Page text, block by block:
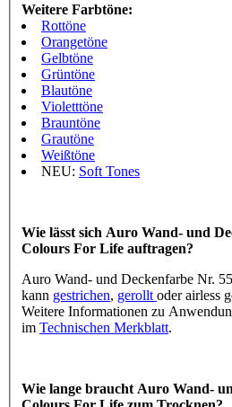
Weitere Farbtöne:
Rottöne
Orangetöne
Gelbtöne
Grüntöne
Blautöne
Violetttöne
Brauntöne
Grautöne
Weißtöne
NEU: Soft Tones
Wie lässt sich Auro Wand- und
Colours For Life auftragen?
Auro Wand- und Deckenfarbe Nr.
kann gestrichen, gerollt oder airless
Weitere Informationen zu
im Technischen Merkblatt.
Wie lange braucht Auro Wand-